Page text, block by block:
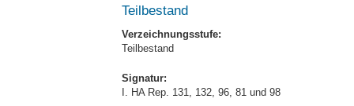
Teilbestand
Verzeichnungsstufe:
Teilbestand
Signatur:
I. HA Rep. 131, 132, 96, 81 und 98